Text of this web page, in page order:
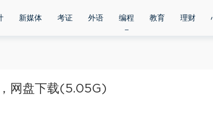
新媒体 考证 外语 编程 教育 理财
网盘下载(5.05G)